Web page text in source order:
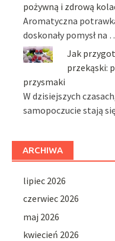
pożywną i zdrową
Aromatyczna
doskonały pomysł na
Jak
przekąski:
przysmaki
W dzisiejszych
samopoczucie stają
ARCHIWA
lipiec 2026
czerwiec 2026
maj 2026
kwiecień 2026